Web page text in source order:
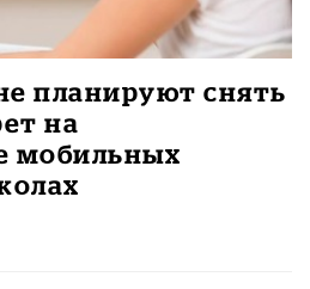
планируют снять
на
мобильных